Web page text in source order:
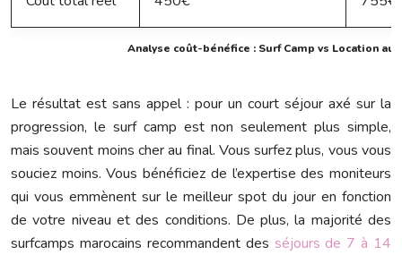
Analyse coût-bénéfice : Surf Camp vs Location
Le résultat est sans appel : pour un court séjour axé sur la
progression, le surf camp est non seulement plus simple,
mais souvent moins cher au final. Vous surfez plus, vous vous
souciez moins. Vous bénéficiez de l’expertise des moniteurs
qui vous emmènent sur le meilleur spot du jour en fonction
de votre niveau et des conditions. De plus, la majorité des
surfcamps marocains recommandent des séjours de 7 à 14